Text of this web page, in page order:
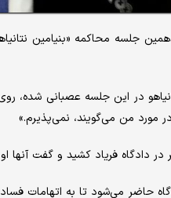
جلسه محاکمه «بنیامین
نتانیاهو در این جلسه عصبانی
مورد من می‌گویند، نمی‌پذیرم.»
در دادگاه فریاد کشید و گفت آنها